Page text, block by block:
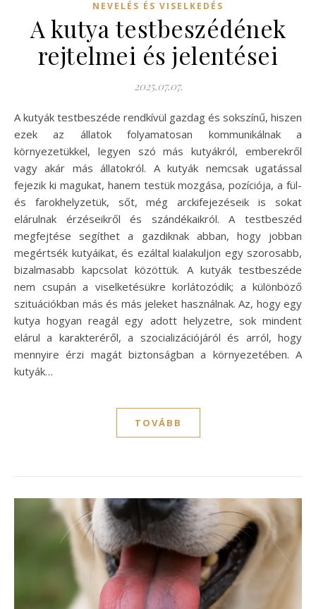
NEVELÉS ÉS VISELKEDÉS
A kutya testbeszédének
rejtelmei és jelentései
2025.07.07.
A kutyák testbeszéde rendkívül gazdag és sokszínű, hiszen
ezek az állatok folyamatosan kommunikálnak a
környezetükkel, legyen szó más kutyákról, emberekről
vagy akár más állatokról. A kutyák nemcsak ugatással
fejezik ki magukat, hanem testük mozgása, pozíciója, a fül-
és farokhelyzetük, sőt, még arckifejezéseik is sokat
elárulnak érzéseikről és szándékaikról. A testbeszéd
megfejtése segíthet a gazdiknak abban, hogy jobban
megértsék kutyáikat, és ezáltal kialakuljon egy szorosabb,
bizalmasabb kapcsolat közöttük. A kutyák testbeszéde
nem csupán a viselketésükre korlátozódik; a különböző
szituációkban más és más jeleket használnak. Az, hogy egy
kutya hogyan reagál egy adott helyzetre, sok mindent
elárul a karakteréről, a szocializációjáról és arról, hogy
mennyire érzi magát biztonságban a környezetében. A
kutyák…
TOVÁBB